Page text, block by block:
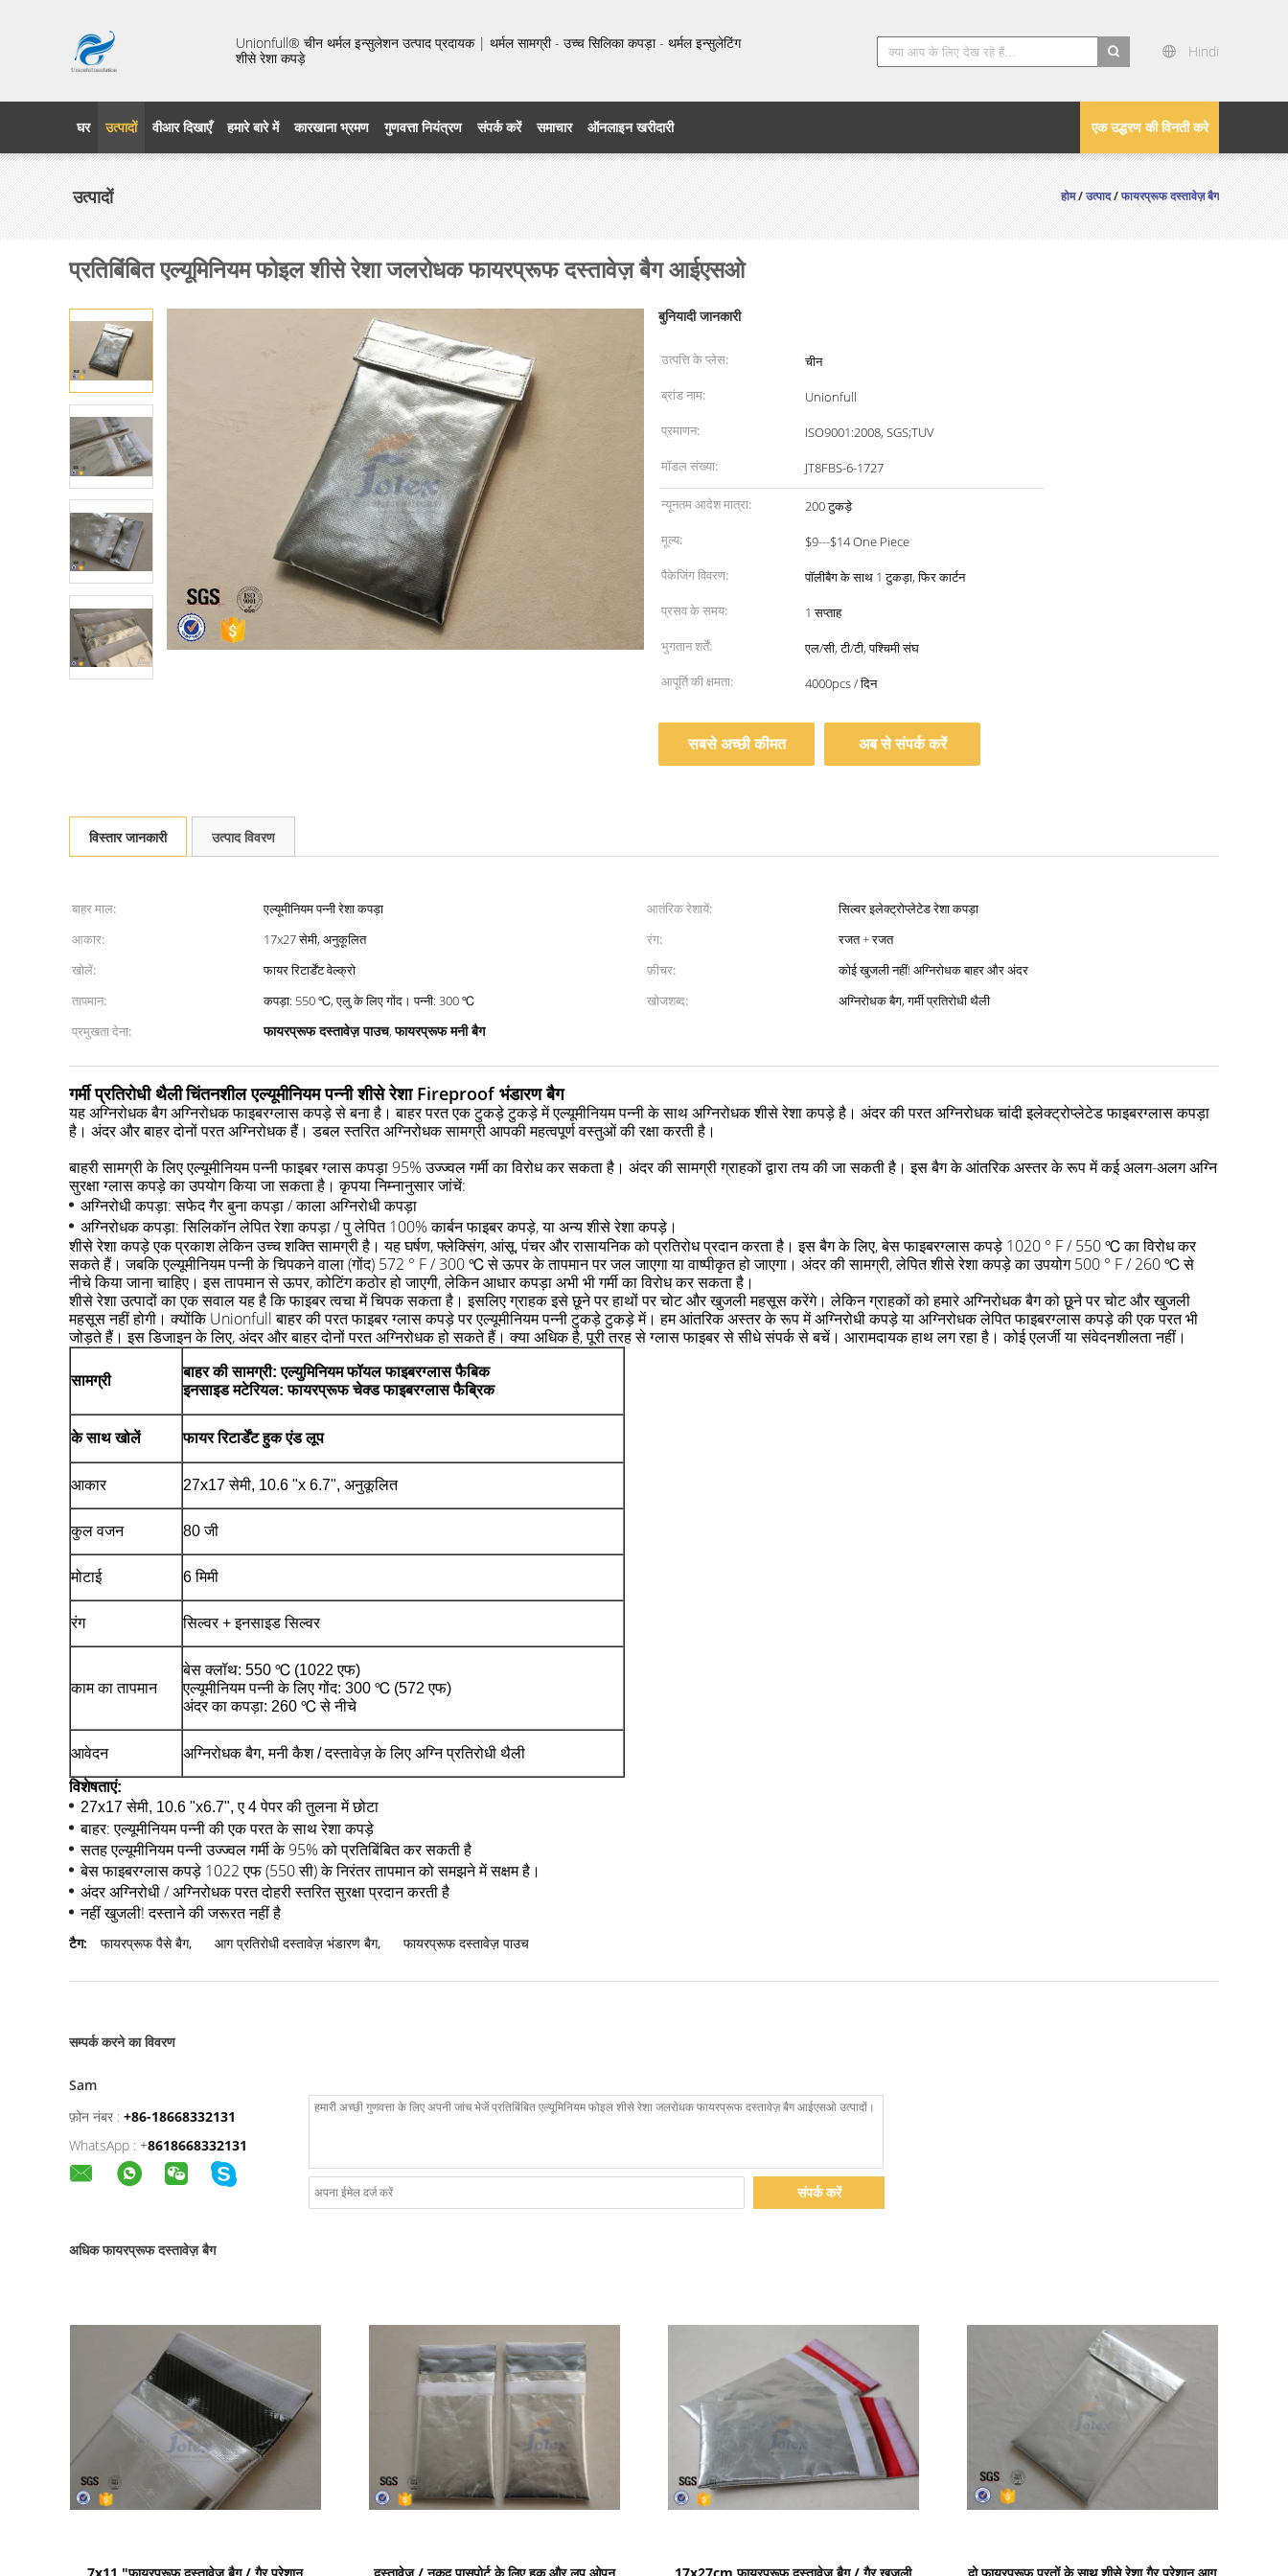
Unionfull® चीन थर्मल इन्सुलेशन उत्पाद प्रदायक | थर्मल सामग्री - उच्च सिलिका कपड़ा - थर्मल इन्सुलेटिंग
शीसे रेशा कपड़े
Hindi
एक उद्धरण की विनती करे
घर उत्पादों वीआर दिखाएँ हमारे बारे में कारखाना भ्रमण गुणवत्ता नियंत्रण संपर्क करें समाचार ऑनलाइन खरीदारी
उत्पादों होम/उत्पाद/फायरप्रूफ दस्तावेज़ बैग
प्रतिबिंबित एल्यूमिनियम फोइल शीसे रेशा जलरोधक फायरप्रूफ दस्तावेज़ बैग आईएसओ
बुनियादी जानकारी
उत्पत्ति के प्लेस:
चीन
ब्रांड नाम:
Unionfull
प्रमाणन:
ISO9001:2008, SGS;TUV
मॉडल संख्या:
JT8FBS-6-1727
न्यूनतम आदेश मात्रा:
200 टुकड़े
मूल्य:
$9---$14 One Piece
पैकेजिंग विवरण:
पॉलीबैग के साथ 1 टुकड़ा, फिर कार्टन
प्रसव के समय:
1 सप्ताह
भुगतान शर्तें:
एल/सी, टी/टी, पश्चिमी संघ
आपूर्ति की क्षमता:
4000pcs / दिन
सबसे अच्छी कीमत अब से संपर्क करें
विस्तार जानकारी उत्पाद विवरण
बाहर माल: एल्यूमीनियम पन्नी रेशा कपड़ा आतंरिक रेशायें:
सिल्वर इलेक्ट्रोप्लेटेड रेशा कपड़ा
आकार:
17x27 सेमी, अनुकूलित रंग:
रजत + रजत
खोलें:
फायर रिटार्डेंट वेल्क्रो फ़ीचर:
कोई खुजली नहीं! अग्निरोधक बाहर और अंदर
तापमान:
कपड़ा: 550 ℃, एलु के लिए गोंद। पन्नी: 300 ℃ खोजशब्द:
अग्निरोधक बैग, गर्मी प्रतिरोधी थैली
प्रमुखता देना:
फायरप्रूफ दस्तावेज़ पाउच,फायरप्रूफ मनी बैग
गर्मी प्रतिरोधी थैलीचिंतनशील एल्यूमीनियम पन्नी शीसे रेशा Fireproof भंडारण बैग
यह अग्निरोधक बैग अग्निरोधक फाइबरग्लास कपड़े से बना है। बाहर परत एक टुकड़े टुकड़े में एल्यूमीनियम पन्नी के साथ अग्निरोधक शीसे रेशा कपड़े है। अंदर की परत अग्निरोधक चांदी इलेक्ट्रोप्लेटेड फाइबरग्लास कपड़ा
है। अंदर और बाहर दोनों परत अग्निरोधक हैं। डबल स्तरित अग्निरोधक सामग्री आपकी महत्वपूर्ण वस्तुओं की रक्षा करती है।
बाहरी सामग्री के लिए एल्यूमीनियम पन्नी फाइबर ग्लास कपड़ा 95% उज्ज्वल गर्मी का विरोध कर सकता है। अंदर की सामग्री ग्राहकों द्वारा तय की जा सकती है। इस बैग के आंतरिक अस्तर के रूप में कई अलग-अलग अग्नि
सुरक्षा ग्लास कपड़े का उपयोग किया जा सकता है। कृपया निम्नानुसार जांचें:
अग्निरोधी कपड़ा: सफेद गैर बुना कपड़ा / काला अग्निरोधी कपड़ा
अग्निरोधक कपड़ा: सिलिकॉन लेपित रेशा कपड़ा / पु लेपित 100% कार्बन फाइबर कपड़े, या अन्य शीसे रेशा कपड़े।
शीसे रेशा कपड़े एक प्रकाश लेकिन उच्च शक्ति सामग्री है। यह घर्षण, फ्लेक्सिंग, आंसू, पंचर और रासायनिक को प्रतिरोध प्रदान करता है। इस बैग के लिए, बेस फाइबरग्लास कपड़े 1020 ° F / 550 ℃ का विरोध कर
सकते हैं। जबकि एल्यूमीनियम पन्नी के चिपकने वाला (गोंद) 572 ° F / 300 ℃ से ऊपर के तापमान पर जल जाएगा या वाष्पीकृत हो जाएगा। अंदर की सामग्री, लेपित शीसे रेशा कपड़े का उपयोग 500 ° F / 260 ℃ से
नीचे किया जाना चाहिए। इस तापमान से ऊपर, कोटिंग कठोर हो जाएगी, लेकिन आधार कपड़ा अभी भी गर्मी का विरोध कर सकता है।
शीसे रेशा उत्पादों का एक सवाल यह है कि फाइबर त्वचा में चिपक सकता है। इसलिए ग्राहक इसे छूने पर हाथों पर चोट और खुजली महसूस करेंगे। लेकिन ग्राहकों को हमारे अग्निरोधक बैग को छूने पर चोट और खुजली
महसूस नहीं होगी। क्योंकि Unionfull बाहर की परत फाइबर ग्लास कपड़े पर एल्यूमीनियम पन्नी टुकड़े टुकड़े में। हम आंतरिक अस्तर के रूप में अग्निरोधी कपड़े या अग्निरोधक लेपित फाइबरग्लास कपड़े की एक परत भी
जोड़ते हैं। इस डिजाइन के लिए, अंदर और बाहर दोनों परत अग्निरोधक हो सकते हैं। क्या अधिक है, पूरी तरह से ग्लास फाइबर से सीधे संपर्क से बचें। आरामदायक हाथ लग रहा है। कोई एलर्जी या संवेदनशीलता नहीं।
सामग्री
बाहर की सामग्री: एल्युमिनियम फॉयल फाइबरग्लास फैबिक
इनसाइड मटेरियल: फायरप्रूफ चेक्ड फाइबरग्लास फैब्रिक
के साथ खोलें फायर रिटार्डेंट हुक एंड लूप
आकार 27x17 सेमी, 10.6 "x 6.7", अनुकूलित
कुल वजन 80 जी
मोटाई 6 मिमी
रंग सिल्वर + इनसाइड सिल्वर
काम का तापमान
बेस क्लॉथ: 550 ℃ (1022 एफ)
एल्यूमीनियम पन्नी के लिए गोंद: 300 ℃ (572 एफ)
अंदर का कपड़ा: 260 ℃ से नीचे
आवेदन अग्निरोधक बैग, मनी कैश / दस्तावेज़ के लिए अग्नि प्रतिरोधी थैली
विशेषताएं:
27x17 सेमी, 10.6 "x6.7", ए 4 पेपर की तुलना में छोटा
बाहर: एल्यूमीनियम पन्नी की एक परत के साथ रेशा कपड़े
सतह एल्यूमीनियम पन्नी उज्ज्वल गर्मी के 95% को प्रतिबिंबित कर सकती है
बेस फाइबरग्लास कपड़े 1022 एफ (550 सी) केनिरंतर तापमान कोसमझनेमें सक्षम है।
अंदर अग्निरोधी / अग्निरोधक परत दोहरी स्तरित सुरक्षा प्रदान करती है
नहीं खुजली! दस्ताने की जरूरत नहीं है
टैग: फायरप्रूफ पैसे बैग, आग प्रतिरोधी दस्तावेज़ भंडारण बैग, फायरप्रूफ दस्तावेज़ पाउच
सम्पर्क करने का विवरण
Sam
फ़ोन नंबर : +86-18668332131
WhatsApp : +8618668332131
संपर्क करें
अधिक फायरप्रूफ दस्तावेज़ बैग
प्रदर्शन का विवरण प्रदर्शन का विवरण प्रदर्शन का विवरण प्रदर्शन का विवरण